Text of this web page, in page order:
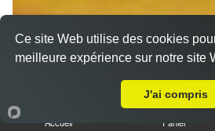
Accueil Panier
Ce site Web utilise des cookies
meilleure expérience sur notre site
J'ai compris